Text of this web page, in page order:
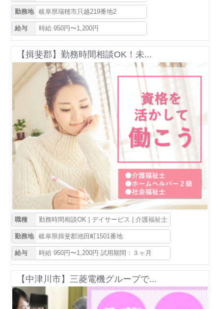
勤務地 岐阜県瑞穂市只越219番地2
給与 時給 950円〜1,200円
【揖斐郡】勤務時間相談OK！未...
職種 勤務時間相談OK | デイサービス | 介護福祉士
勤務地 岐阜県揖斐郡池田町1501番地
給与 時給 950円〜1,200円 試用期間：３ヶ月
【中津川市】三菱電機グループで...